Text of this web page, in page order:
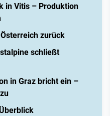
in Vitis – Produktion
zurück
schließt
in Graz bricht ein –